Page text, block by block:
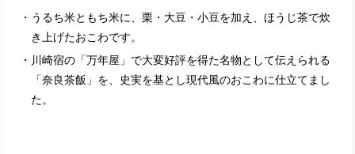
・うるち米ともち米に、栗・大豆・小豆を加え、ほうじ茶で炊
き上げたおこわです。
・川崎宿の「万年屋」で大変好評を得た名物として伝えられる
「奈良茶飯」を、史実を基とし現代風のおこわに仕立てまし
た。